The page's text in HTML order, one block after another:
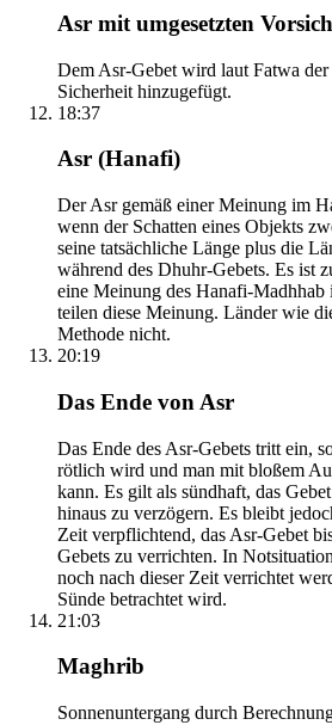
Asr mit umgesetzten
Dem Asr-Gebet wird laut Fatwa
Sicherheit hinzugefügt.
18:37
Asr (Hanafi)
Der Asr gemäß einer Meinung im
wenn der Schatten eines Objekts
seine tatsächliche Länge plus die
während des Dhuhr-Gebets. Es ist
eine Meinung des Hanafi-
teilen diese Meinung. Länder wie
Methode nicht.
20:19
Das Ende von Asr
Das Ende des Asr-Gebets tritt ein,
rötlich wird und man mit bloßem
kann. Es gilt als sündhaft, das
hinaus zu verzögern. Es bleibt
Zeit verpflichtend, das Asr-Gebet
Gebets zu verrichten. In
noch nach dieser Zeit verrichtet
Sünde betrachtet wird.
21:03
Maghrib
Sonnenuntergang durch